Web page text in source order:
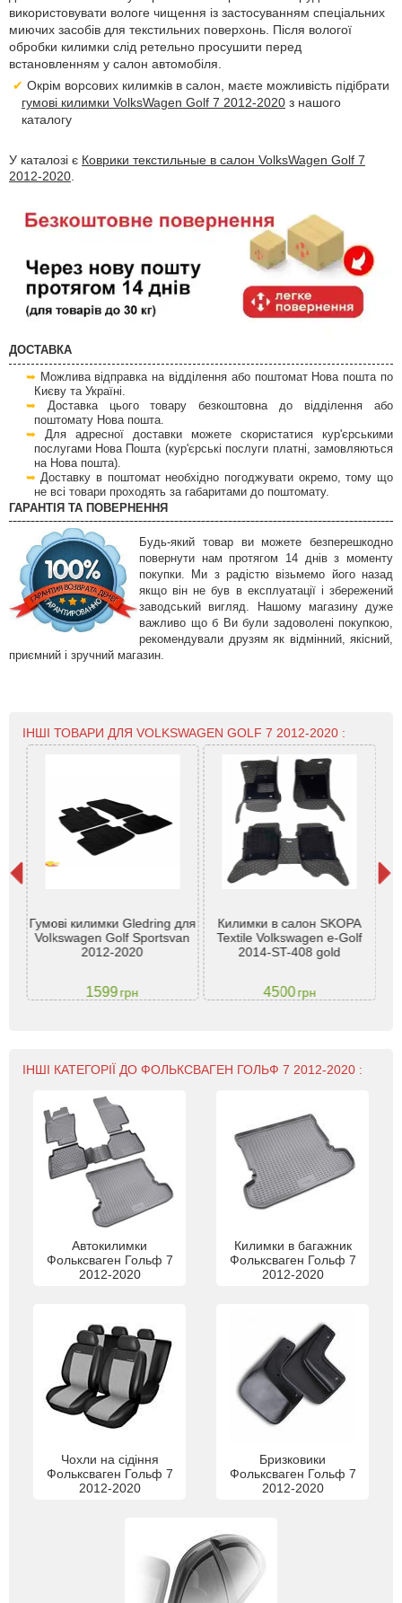
використовувати вологе чищення із застосуванням спеціальних
миючих засобів для текстильних поверхонь. Після вологої
обробки килимки слід ретельно просушити перед
встановленням у салон автомобіля.
Окрім ворсових килимків в салон, маєте можливість підібрати
гумові килимки VolksWagen Golf 7 2012-2020 з нашого
каталогу
У каталозі є Коврики текстильные в салон VolksWagen Golf 7
2012-2020.
ДОСТАВКА
Можлива відправка на відділення або поштомат Нова пошта по
Києву та Україні.
Доставка цього товару безкоштовна до відділення або
поштомату Нова пошта.
Для адресної доставки можете скористатися кур'єрськими
послугами Нова Пошта (кур'єрські послуги платні, замовляються
на Нова пошта).
Доставку в поштомат необхідно погоджувати окремо, тому що
не всі товари проходять за габаритами до поштомату.
ГАРАНТІЯ ТА ПОВЕРНЕННЯ
Будь-який товар ви можете безперешкодно
повернути нам протягом 14 днів з моменту
покупки. Ми з радістю візьмемо його назад
якщо він не був в експлуатації і збережений
заводський вигляд. Нашому магазину дуже
важливо що б Ви були задоволені покупкою,
рекомендували друзям як відмінний, якісний,
приємний і зручний магазин.
ІНШІ ТОВАРИ ДЛЯ VOLKSWAGEN GOLF 7 2012-2020 :
Гумові килимки Gledring для
Volkswagen Golf Sportsvan
2012-2020
1599грн
Килимки в салон SKOPA
Textile Volkswagen e-Golf
2014-ST-408 gold
4500грн
ІНШІ КАТЕГОРІЇ ДО ФОЛЬКСВАГЕН ГОЛЬФ 7 2012-2020 :
Автокилимки
Фольксваген Гольф 7
2012-2020
Килимки в багажник
Фольксваген Гольф 7
2012-2020
Чохли на сідіння
Фольксваген Гольф 7
2012-2020
Бризковики
Фольксваген Гольф 7
2012-2020